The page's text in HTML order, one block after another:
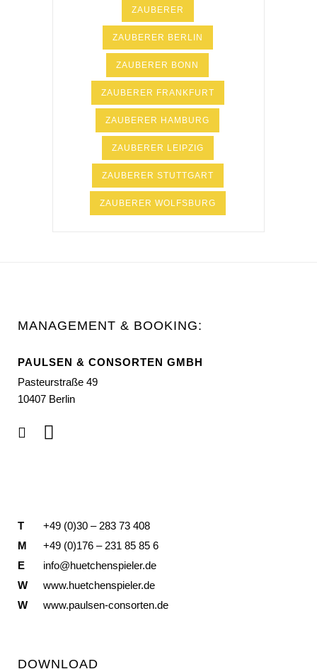
ZAUBERER
ZAUBERER BERLIN
ZAUBERER BONN
ZAUBERER FRANKFURT
ZAUBERER HAMBURG
ZAUBERER LEIPZIG
ZAUBERER STUTTGART
ZAUBERER WOLFSBURG
MANAGEMENT & BOOKING:
PAULSEN & CONSORTEN GMBH
Pasteurstraße 49
10407 Berlin
T
+49 (0)30 – 283 73 408
M
+49 (0)176 – 231 85 85 6
E
info@huetchenspieler.de
W
www.huetchenspieler.de
W
www.paulsen-consorten.de
DOWNLOAD